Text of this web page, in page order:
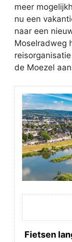
meer
nu een
naar een
Moselradweg
de Moezel
Fietsen